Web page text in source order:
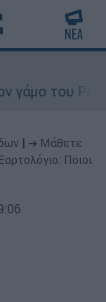
του
➔ Μάθετε
Ποιοι